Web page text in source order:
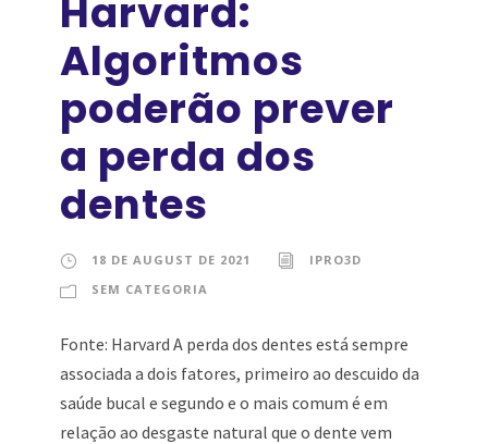
Harvard:
Algoritmos
poderão prever
a perda dos
dentes
18 DE AUGUST DE 2021
IPRO3D
SEM CATEGORIA
Fonte: Harvard A perda dos dentes está sempre
associada a dois fatores, primeiro ao descuido da
saúde bucal e segundo e o mais comum é em
relação ao desgaste natural que o dente vem